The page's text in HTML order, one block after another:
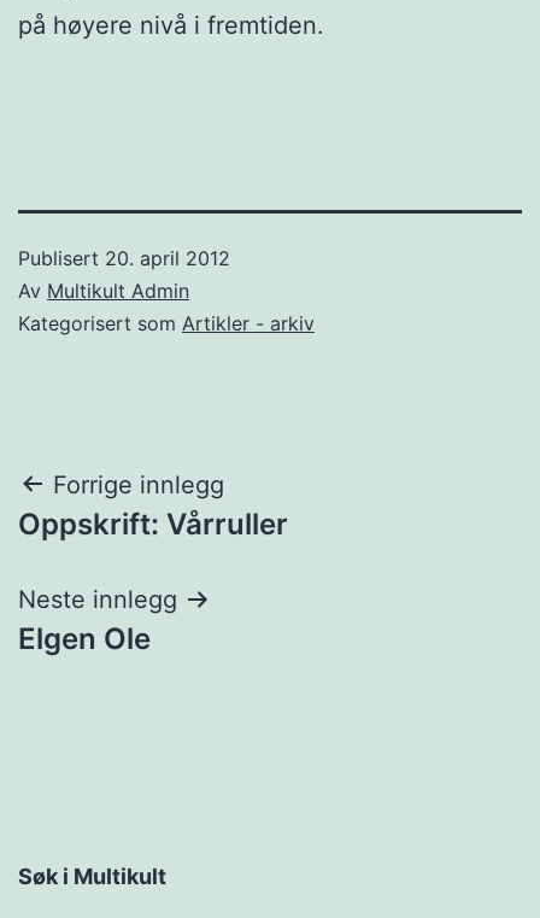
på høyere nivå i fremtiden.
Publisert 20. april 2012
Av Multikult Admin
Kategorisert som Artikler - arkiv
Innleggsnavigasjon
Forrige innlegg
Oppskrift: Vårruller
Neste innlegg
Elgen Ole
Søk i Multikult